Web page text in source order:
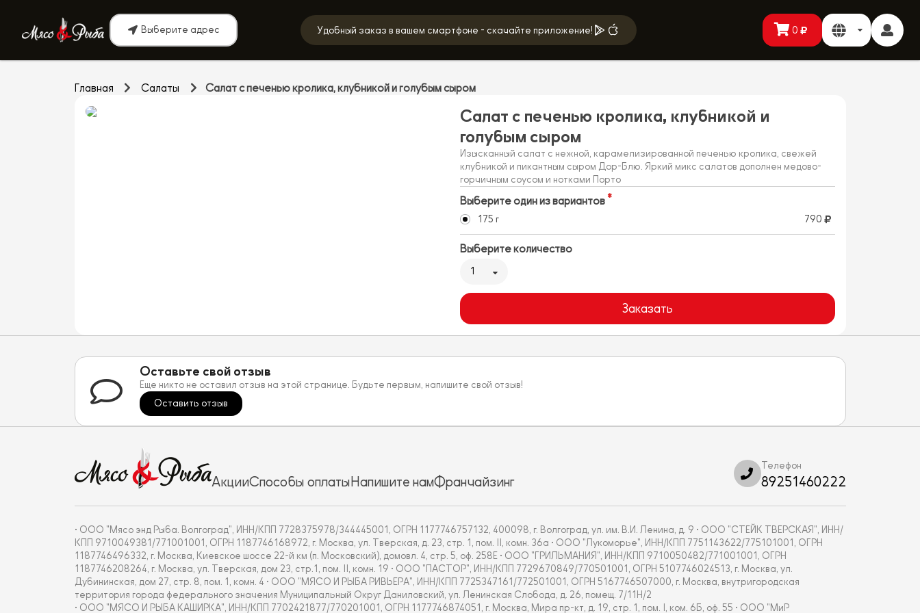
Выберите адрес Удобный заказ в вашем смартфоне - скачайте приложение! 0
Главная Салаты Салат с печенью кролика, клубникой и голубым сыром
Салат с печенью кролика, клубникой и
голубым сыром
Изысканный салат с нежной, карамелизированной печенью кролика, свежей
клубникой и пикантным сыром Дор-Блю. Яркий микс салатов дополнен медово-
горчичным соусом и нотками Порто
Выберите один из вариантов
175 г 790
Выберите количество
1
Заказать
Оставьте свой отзыв
Еще никто не оставил отзыв на этой странице. Будьте первым, напишите свой отзыв!
Оставить отзыв
АкцииСпособы оплатыНапишите намФранчайзинг
Телефон
89251460222
• ООО "Мясо энд Рыба. Волгоград", ИНН/КПП 7728375978/344445001, ОГРН 1177746757132, 400098, г. Волгоград, ул. им. В.И. Ленина, д. 9 • ООО "СТЕЙК ТВЕРСКАЯ", ИНН/
КПП 9710049381/771001001, ОГРН 1187746168972, г. Москва, ул. Тверская, д. 23, стр. 1, пом. II, комн. 36а • ООО "Лукоморье", ИНН/КПП 7751143622/775101001, ОГРН
1187746496332, г. Москва, Киевское шоссе 22-й км (п. Московский), домовл. 4, стр. 5, оф. 258Е • ООО "ГРИЛЬМАНИЯ", ИНН/КПП 9710050482/771001001, ОГРН
1187746208264, г. Москва, ул. Тверская, дом 23, стр.1, пом. II, комн. 19 • ООО "ПАСТОР", ИНН/КПП 7729670849/770501001, ОГРН 5107746024513, г. Москва, ул.
Дубининская, дом 27, стр. 8, пом. 1, комн. 4 • ООО "МЯСО И РЫБА РИВЬЕРА", ИНН/КПП 7725347161/772501001, ОГРН 5167746507000, г. Москва, внутригородская
территория города федерального значения Муниципальный Округ Даниловский, ул. Ленинская Слобода, д. 26, помещ. 7/11Н/2
• ООО "МЯСО И РЫБА КАШИРКА", ИНН/КПП 7702421877/770201001, ОГРН 1177746874051, г. Москва, Мира пр-кт, д. 19, стр. 1, пом. I, ком. 6Б, оф. 55 • ООО "МиР